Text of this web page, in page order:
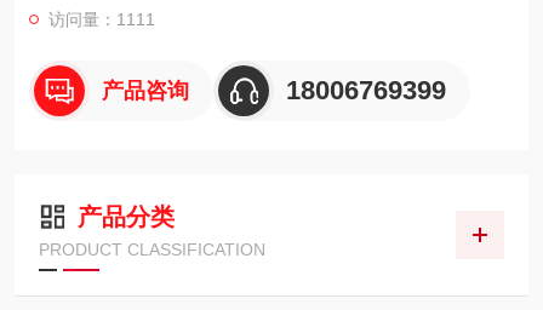
访问量：1111
产品咨询 18006769399
产品分类
PRODUCT CLASSIFICATION